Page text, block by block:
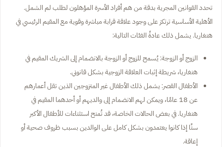
تحدد القوانين المجرية بدقة من هم أفراد الأسرة المؤهلون لطلب لم الشمل.
الأهلية الأساسية ترتكز على وجود علاقة قرابة مباشرة وقوية مع المقيم الرئيسي في
هنغاريا. يشمل ذلك عادةً الفئات التالية:
الزوج أو الزوجة: يُسمح للزوج أو الزوجة بالانضمام إلى الشريك المقيم في
هنغاريا، شريطة إثبات العلاقة الزوجية بشكل قانوني.
الأطفال القصر: يشمل ذلك الأطفال غير المتزوجين الذين تقل أعمارهم
عن 18 عامًا، ويمكن لهم الانضمام إلى والديهم أو أحدهما المقيم في
هنغاريا. في بعض الحالات الخاصة، قد تُمنح استثناءات للأطفال الأكبر
سنًا إذا كانوا يعتمدون بشكل كامل على الوالدين بسبب ظروف صحية أو
إعاقة.